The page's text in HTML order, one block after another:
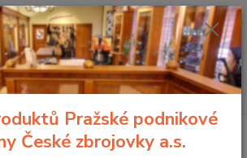
Menu
Hledat
prodejny
Střenky VOYTY G-10 Slim fit pro CZ
Pražské podnikové
České zbrojovky a.s.